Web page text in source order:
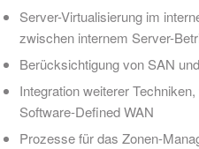
Server-Virtualisierung im
zwischen internem Server-
Berücksichtigung von SAN
Integration weiterer
Software-Defined WAN
Prozesse für das Zonen-